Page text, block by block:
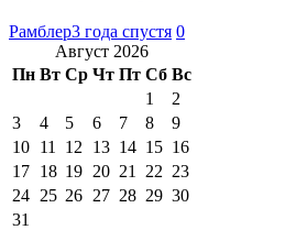
Рамблер3 года спустя 0
Август 2026
Пн Вт Ср Чт Пт Сб Вс
1
2
3
4 5 6 7 8
9
10 11 12 13 14 15 16
17 18 19 20 21 22 23
24 25 26 27 28 29 30
31